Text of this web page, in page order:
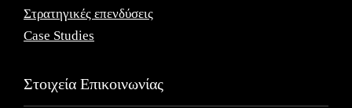
Στρατηγικές επενδύσεις
Case Studies
Στοιχεία Επικοινωνίας